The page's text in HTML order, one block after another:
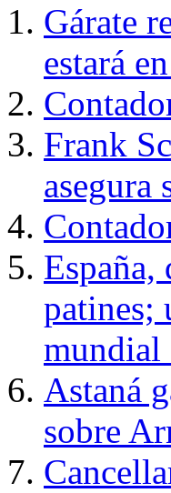
Gárate
estará
Frank
asegura
España,
patines;
mundial
Astaná
sobre